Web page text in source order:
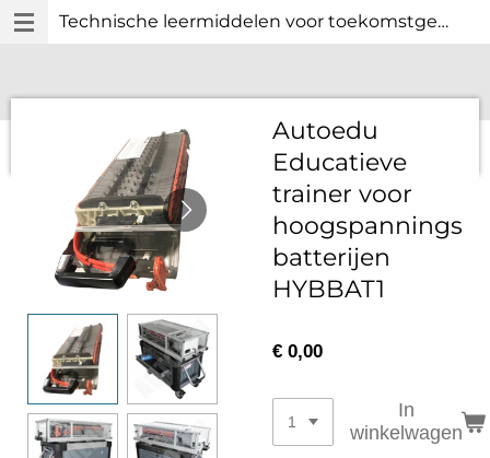
Ga
direct
de
Technische leermiddelen voor toekomstgericht technisch onderwijs.
Autoedu
Educatieve
trainer voor
hoogspannings
batterijen
HYBBAT1
€ 0,00
In
winkelwagen